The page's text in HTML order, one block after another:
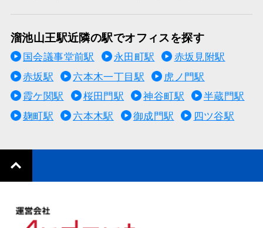
溜池山王駅近隣の駅でオフィスを探す
国会議事堂前駅 永田町駅
赤坂見附駅
赤坂駅
六本木一丁目駅
虎ノ門駅
霞ケ関駅
桜田門駅 神谷町駅
半蔵門駅
麹町駅
六本木駅 御成門駅 四ツ谷駅